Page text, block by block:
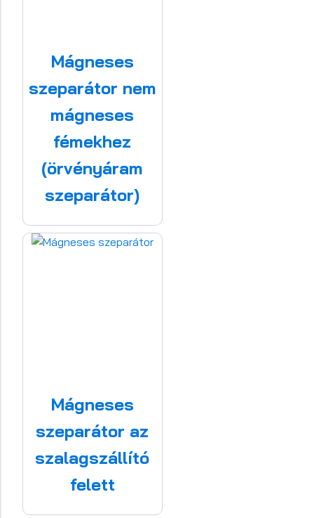
Mágneses
szeparátor nem
mágneses
fémekhez
(örvényáram
szeparátor)
Mágneses
szeparátor az
szalagszállító
felett